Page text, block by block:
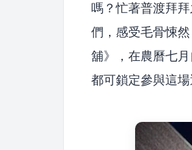
嗎？忙著普渡拜
們，感受毛骨悚
舖》，在農曆七
都可鎖定參與這場